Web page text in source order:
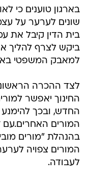
בארגון טוענים כי
שונים לערער על
בית הדין קיבל את
ביקש לצרף להליך
למאבק המשפטי
לצד ההכרה
החינוך יאפשר
החדש, ובכך להימנע
המורים
בהנהלת "מורים
המורים צפויה
לעבודה.